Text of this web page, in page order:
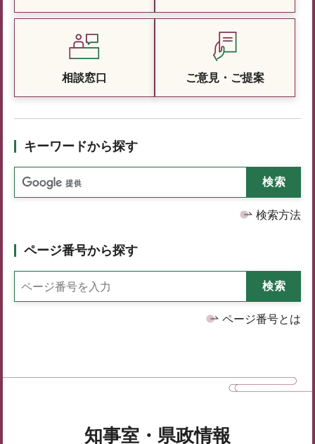
相談窓口 ご意見・ご提案
キーワードから探す
検索方法
ページ番号から探す
ページ番号とは
知事室・県政情報